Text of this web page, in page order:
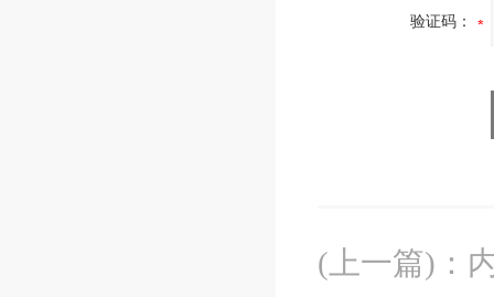
验证码：
(上一篇) ：